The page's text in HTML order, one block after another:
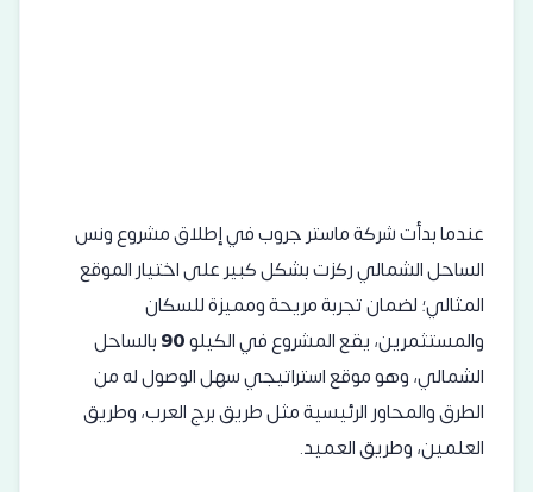
عندما بدأت شركة ماستر جروب في إطلاق مشروع ونس
الساحل الشمالي ركزت بشكل كبير على اختيار الموقع
المثالي؛ لضمان تجربة مريحة ومميزة للسكان
والمستثمرين، يقع المشروع في الكيلو90بالساحل
الشمالي، وهو موقع استراتيجي سهل الوصول له من
الطرق والمحاور الرئيسية مثل طريق برج العرب، وطريق
العلمين، وطريق العميد.